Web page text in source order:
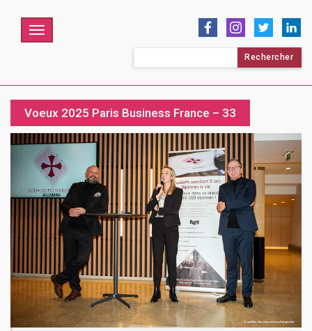
Menu
Voeux 2025 Paris Business France – 33